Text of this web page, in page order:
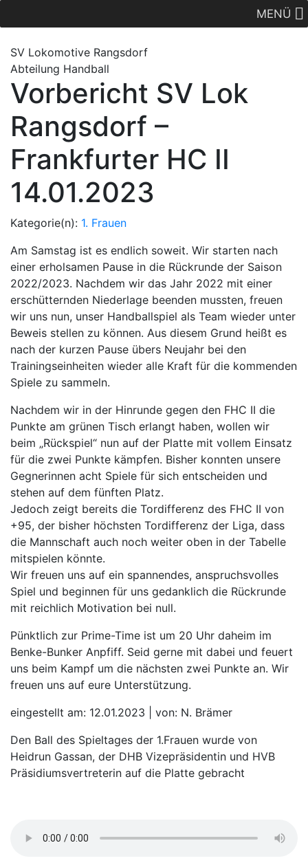
MENÜ
SV Lokomotive Rangsdorf
Abteilung Handball
Vorbericht SV Lok
Rangsdorf –
Frankfurter HC II
14.01.2023
Kategorie(n): 1. Frauen
Am Samstag ist es endlich soweit. Wir starten nach
einer erholsamen Pause in die Rückrunde der Saison
2022/2023. Nachdem wir das Jahr 2022 mit einer
erschütternden Niederlage beenden mussten, freuen
wir uns nun, unser Handballspiel als Team wieder unter
Beweis stellen zu können. Aus diesem Grund heißt es
nach der kurzen Pause übers Neujahr bei den
Trainingseinheiten wieder alle Kraft für die kommenden
Spiele zu sammeln.
Nachdem wir in der Hinrunde gegen den FHC II die
Punkte am grünen Tisch erlangt haben, wollen wir
beim „Rückspiel“ nun auf der Platte mit vollem Einsatz
für die zwei Punkte kämpfen. Bisher konnten unsere
Gegnerinnen acht Spiele für sich entscheiden und
stehen auf dem fünften Platz.
Jedoch zeigt bereits die Tordifferenz des FHC II von
+95, der bisher höchsten Tordifferenz der Liga, dass
die Mannschaft auch noch weiter oben in der Tabelle
mitspielen könnte.
Wir freuen uns auf ein spannendes, anspruchsvolles
Spiel und beginnen für uns gedanklich die Rückrunde
mit reichlich Motivation bei null.
Pünktlich zur Prime-Time ist um 20 Uhr daheim im
Benke-Bunker Anpfiff. Seid gerne mit dabei und feuert
uns beim Kampf um die nächsten zwei Punkte an. Wir
freuen uns auf eure Unterstützung.
eingestellt am: 12.01.2023 | von: N. Brämer
Den Ball des Spieltages der 1.Frauen wurde von
Heidrun Gassan, der DHB Vizepräsidentin und HVB
Präsidiumsvertreterin auf die Platte gebracht